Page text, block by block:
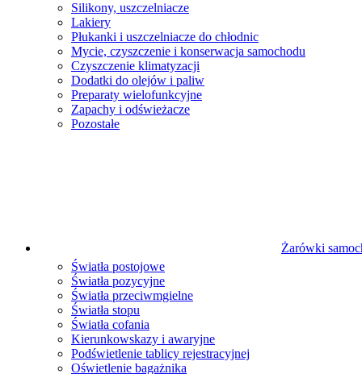
Silikony, uszczelniacze
Lakiery
Płukanki i uszczelniacze do chłodnic
Mycie, czyszczenie i konserwacja samochodu
Czyszczenie klimatyzacji
Dodatki do olejów i paliw
Preparaty wielofunkcyjne
Zapachy i odświeżacze
Pozostałe
Żarówki
Światła postojowe
Światła pozycyjne
Światła przeciwmgielne
Światła stopu
Światła cofania
Kierunkowskazy i awaryjne
Podświetlenie tablicy rejestracyjnej
Oświetlenie bagażnika